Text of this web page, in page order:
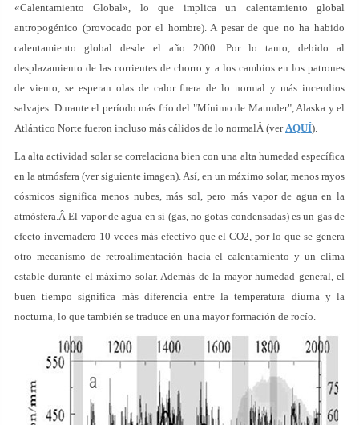
«Calentamiento Global», lo que implica un calentamiento global
antropogénico (provocado por el hombre). A pesar de que no ha habido
calentamiento global desde el año 2000. Por lo tanto, debido al
desplazamiento de las corrientes de chorro y a los cambios en los patrones
de viento, se esperan olas de calor fuera de lo normal y más incendios
salvajes. Durante el período más frío del "Mínimo de Maunder", Alaska y el
Atlántico Norte fueron incluso más cálidos de lo normalÂ (ver AQUÍ).
La alta actividad solar se correlaciona bien con una alta humedad específica
en la atmósfera (ver siguiente imagen). Así, en un máximo solar, menos rayos
cósmicos significa menos nubes, más sol, pero más vapor de agua en la
atmósfera.Â El vapor de agua en sí (gas, no gotas condensadas) es un gas de
efecto invernadero 10 veces más efectivo que el CO2, por lo que se genera
otro mecanismo de retroalimentación hacia el calentamiento y un clima
estable durante el máximo solar. Además de la mayor humedad general, el
buen tiempo significa más diferencia entre la temperatura diurna y la
nocturna, lo que también se traduce en una mayor formación de rocío.